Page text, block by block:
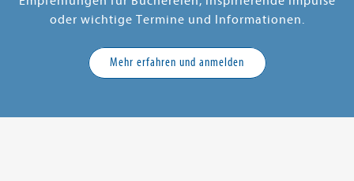
oder wichtige Termine und Informationen.
Mehr erfahren und anmelden